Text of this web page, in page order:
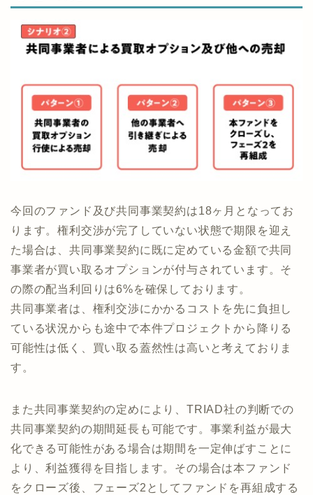
今回のファンド及び共同事業契約は18ヶ月となってお
ります。権利交渉が完了していない状態で期限を迎え
た場合は、共同事業契約に既に定めている金額で共同
事業者が買い取るオプションが付与されています。そ
の際の配当利回りは6%を確保しております。
共同事業者は、権利交渉にかかるコストを先に負担し
ている状況からも途中で本件プロジェクトから降りる
可能性は低く、買い取る蓋然性は高いと考えておりま
す。
また共同事業契約の定めにより、TRIAD社の判断での
共同事業契約の期間延長も可能です。事業利益が最大
化できる可能性がある場合は期間を一定伸ばすことに
より、利益獲得を目指します。その場合は本ファンド
をクローズ後、フェーズ2としてファンドを再組成する